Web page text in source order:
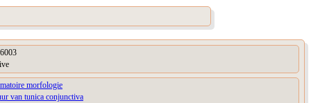
morfologie
van tunica conjunctiva